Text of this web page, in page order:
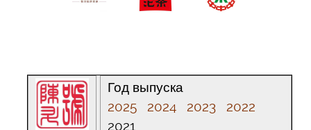
Год выпуска
2025
2024 2023
2022
2021